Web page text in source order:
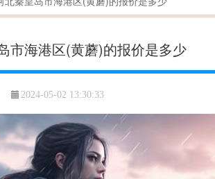
市海港区(黄蘑)的报价是多少
2024-05-02 13:30:33